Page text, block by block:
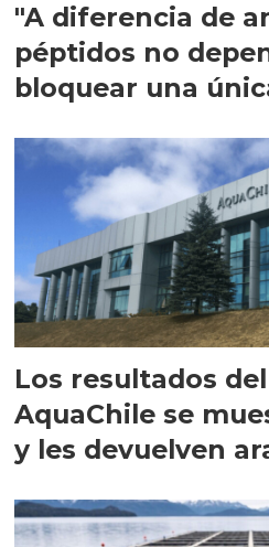
"A diferencia de
péptidos no
bloquear una
Los resultados
AquaChile se
y les devuelven